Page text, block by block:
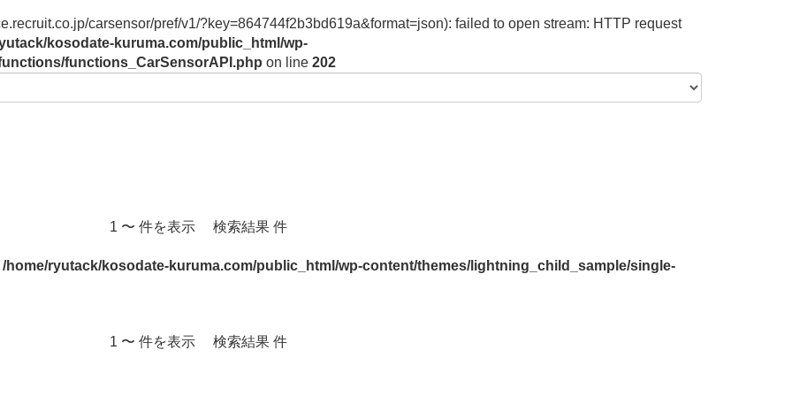
carsensor/pref/v1/?key=864744f2b3bd619a&format=json): failed to open stream: HTTP request
kosodate-kuruma.com/public_html/wp-
functions_CarSensorAPI.php on line 202
1 〜 件を表示 検索結果 件
/home/ryutack/kosodate-kuruma.com/public_html/wp-content/themes/lightning_child_sample/single-
1 〜 件を表示 検索結果 件